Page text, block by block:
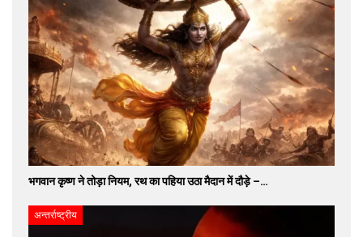
भगवान कृष्ण ने तोड़ा नियम, रथ का पहिया उठा मैदान में दौड़े –…
अन्तर्राष्ट्रीय